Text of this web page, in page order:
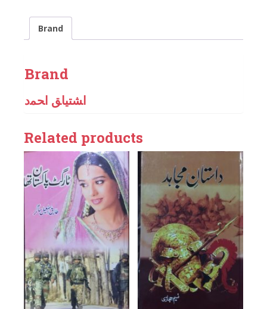
Brand
Brand
اﺸﺘﻴﺎﻖ اﺤﻤﺩ
Related products